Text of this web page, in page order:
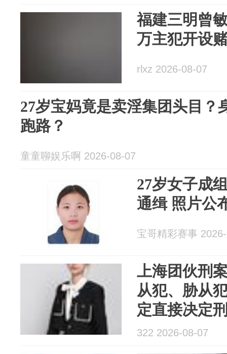
福建三明曾
万主犯开设
rlxz 2026-08-07
27岁宝妈竟是卖淫集团头目？
跑路？
童童聊娱乐啊 2026-08-07
27岁女子成
通缉 照片公
宝哥精彩赛事
上海团伙刑
从犯、胁从
定直接决定
匹配
322 2026-08-07